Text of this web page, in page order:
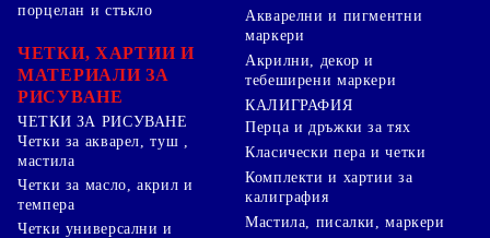
порцелан и стъкло
ЧЕТКИ, ХАРТИИ И
МАТЕРИАЛИ ЗА
РИСУВАНЕ
ЧЕТКИ ЗА РИСУВАНЕ
Четки за акварел, туш ,
мастила
Четки за масло, акрил и
темпера
Четки универсални и
Акварелни и пигментни
маркери
Акрилни, декор и
тебеширени маркери
КАЛИГРАФИЯ
Перца и дръжки за тях
Класически пера и четки
Комплекти и хартии за
калиграфия
Мастила, писалки, маркери